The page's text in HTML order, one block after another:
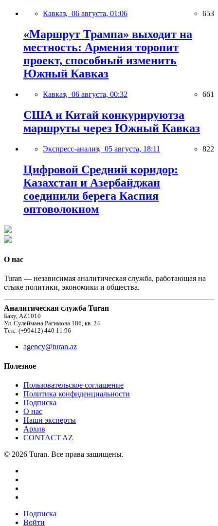
Кавказ, 06 августа, 01:06 653
«Маршрут Трампа» выходит на
местность: Армения торопит
проект, способный изменить
Южный Кавказ
Кавказ, 06 августа, 00:32 661
США и Китай конкурируютза
маршруты через Южный Кавказ
Экспресс-анализ, 05 августа, 18:11 822
Цифровой Средний коридор:
Казахстан и Азербайджан
соединили берега Каспия
оптоволокном
О нас
Turan — независимая аналитическая служба, работающая на
стыке политики, экономики и общества.
Аналитическая служба Turan
Баку, AZ1010
Ул. Сулеймана Рагимова 186, кв. 24
Тел.: (+99412) 440 11 96
agency@turan.az
Полезное
Пользовательское соглашение
Политика конфиденциальности
Подписка
О нас
Наши эксперты
Архив
CONTACT AZ
© 2026 Turan. Все права защищены.
Подписка
Войти